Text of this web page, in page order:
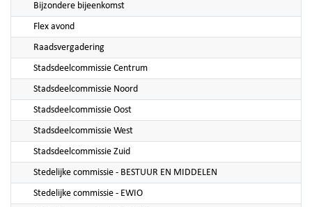
Bijzondere bijeenkomst
Flex avond
Raadsvergadering
Stadsdeelcommissie Centrum
Stadsdeelcommissie Noord
Stadsdeelcommissie Oost
Stadsdeelcommissie West
Stadsdeelcommissie Zuid
Stedelijke commissie - BESTUUR EN MIDDELEN
Stedelijke commissie - EWIO